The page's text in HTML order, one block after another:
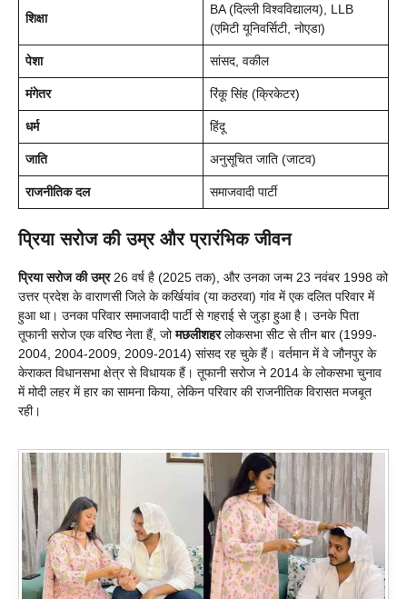
शिक्षा
BA (दिल्ली विश्वविद्यालय), LLB
(एमिटी यूनिवर्सिटी, नोएडा)
पेशा सांसद, वकील
मंगेतर रिंकू सिंह (क्रिकेटर)
धर्म हिंदू
जाति अनुसूचित जाति (जाटव)
राजनीतिक दल समाजवादी पार्टी
प्रिया सरोज की उम्र और प्रारंभिक जीवन
प्रिया सरोज की उम्र26 वर्ष है (2025 तक), और उनका जन्म 23 नवंबर 1998 को
उत्तर प्रदेश के वाराणसी जिले के कर्खियांव (या कठरवा) गांव में एक दलित परिवार में
हुआ था। उनका परिवार समाजवादी पार्टी से गहराई से जुड़ा हुआ है। उनके पिता
तूफानी सरोज एक वरिष्ठ नेता हैं, जोमछलीशहरलोकसभा सीट से तीन बार (1999-
2004, 2004-2009, 2009-2014) सांसद रह चुके हैं। वर्तमान में वे जौनपुर के
केराकत विधानसभा क्षेत्र से विधायक हैं। तूफानी सरोज ने 2014 के लोकसभा चुनाव
में मोदी लहर में हार का सामना किया, लेकिन परिवार की राजनीतिक विरासत मजबूत
रही।